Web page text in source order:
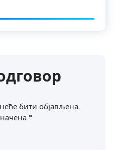
бити објављена.
*